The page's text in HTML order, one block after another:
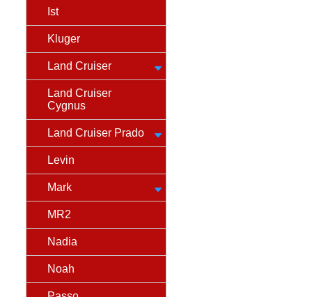
Ist
Kluger
Land Cruiser
Land Cruiser
Cygnus
Land Cruiser Prado
Levin
Mark
MR2
Nadia
Noah